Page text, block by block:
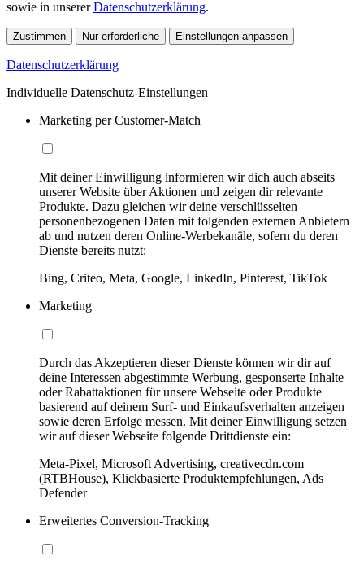
sowie in unsererDatenschutzerklärung.
Zustimmen Nur erforderliche Einstellungen anpassen
Datenschutzerklärung
Individuelle Datenschutz-Einstellungen
Marketing per Customer-Match
Mit deiner Einwilligung informieren wir dich auch abseits
unserer Website über Aktionen und zeigen dir relevante
Produkte. Dazu gleichen wir deine verschlüsselten
personenbezogenen Daten mit folgenden externen Anbietern
ab und nutzen deren Online-Werbekanäle, sofern du deren
Dienste bereits nutzt:
Bing, Criteo, Meta, Google, LinkedIn, Pinterest, TikTok
Marketing
Durch das Akzeptieren dieser Dienste können wir dir auf
deine Interessen abgestimmte Werbung, gesponserte Inhalte
oder Rabattaktionen für unsere Webseite oder Produkte
basierend auf deinem Surf- und Einkaufsverhalten anzeigen
sowie deren Erfolge messen. Mit deiner Einwilligung setzen
wir auf dieser Webseite folgende Drittdienste ein:
Meta-Pixel, Microsoft Advertising, creativecdn.com
(RTBHouse), Klickbasierte Produktempfehlungen, Ads
Defender
Erweitertes Conversion-Tracking